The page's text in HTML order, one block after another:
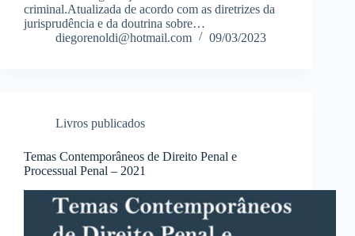
criminal.Atualizada de acordo com as diretrizes da
jurisprudência e da doutrina sobre…
diegorenoldi@hotmail.com
09/03/2023
Livros publicados
Temas Contemporâneos de Direito Penal e
Processual Penal – 2021